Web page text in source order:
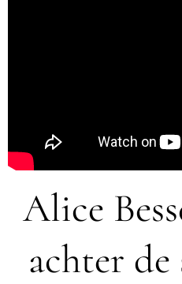
Alice
achter de